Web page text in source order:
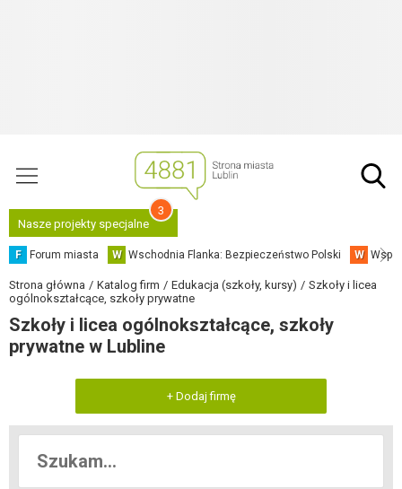
Nasze projekty specjalne
3
F Forum miasta W Wschodnia Flanka: Bezpieczeństwo Polski W
Strona główna Katalog firm Edukacja (szkoły, kursy)
Szkoły i licea
ogólnokształcące, szkoły prywatne
Szkoły i licea ogólnokształcące, szkoły
prywatne w Lubline
+ Dodaj firmę